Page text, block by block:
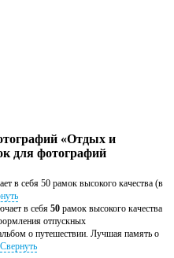
«Отдых и
для фотографий
в себя 50 рамок высокого качества (в
в себя 50 рамок высокого качества
отпускных
о путешествии. Лучшая память о
Свернуть